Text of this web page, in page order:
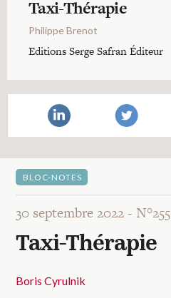
Entretiens
Revues
Mon panier
Mon compte
Taxi-Thérapie
Philippe Brenot
Editions Serge Safran Éditeur
BLOC-NOTES
30 septembre 2022 -N°255
Taxi-Thérapie
Boris Cyrulnik